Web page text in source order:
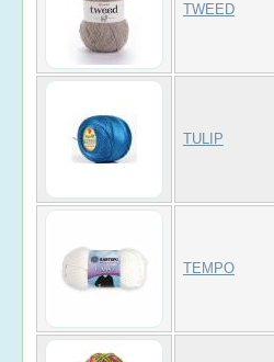
TWEED
TULIP
TEMPO